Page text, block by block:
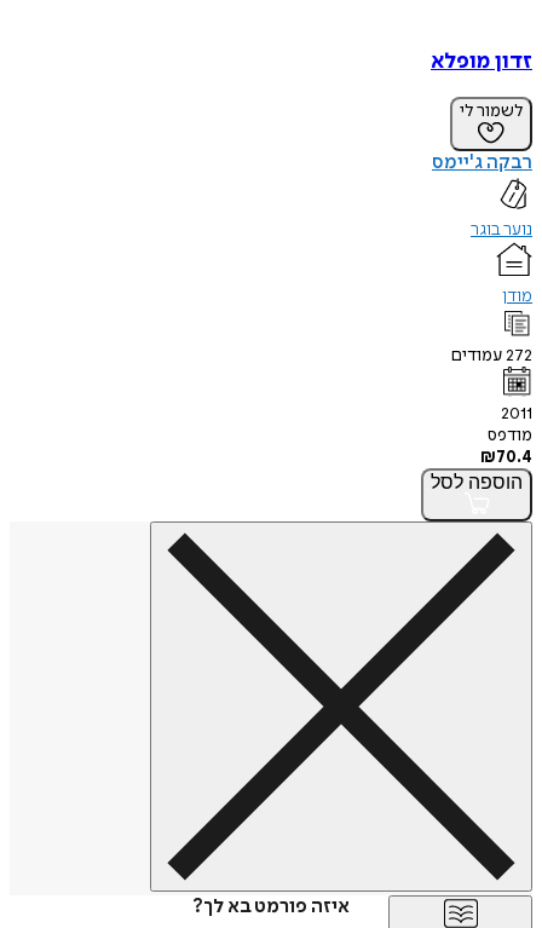
זדון מופלא
לשמור לי
רבקה ג'יימס
נוער בוגר
מודן
272עמודים
2011
מודפס
₪70.4
הוספה לסל
איזה פורמט בא לך?